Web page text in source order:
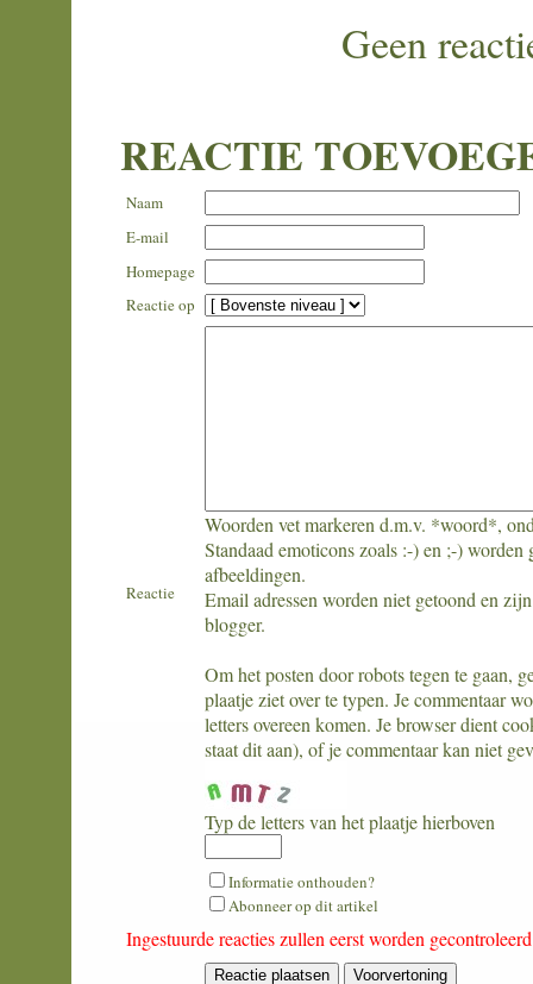
Geen
REACTIE
Naam
E-mail
Homepage
Reactie op
Reactie
Woorden vet markeren d.m.v. *woord*,
Standaad emoticons zoals :-) en ;-) worden
afbeeldingen.
Email adressen worden niet getoond en
blogger.
Om het posten door robots tegen te gaan,
plaatje ziet over te typen. Je commentaar
letters overeen komen. Je browser dient
staat dit aan), of je commentaar kan niet
Typ de letters van het plaatje hierboven
What
is
one
plus
five?
Informatie onthouden?
Abonneer op dit artikel
Ingestuurde reacties zullen eerst worden